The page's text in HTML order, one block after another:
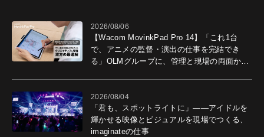
2026/08/06
【Wacom MovinkPad Pro 14】「これ1台
で、アニメの監督・演出の仕事を完結でき
る」OLMグループに、管理と現場の両面から
2026/08/04
「君も、スポットライトに」――アイドルを
輝かせる映像とビジュアルを現場でつくる、
imaginateの仕事